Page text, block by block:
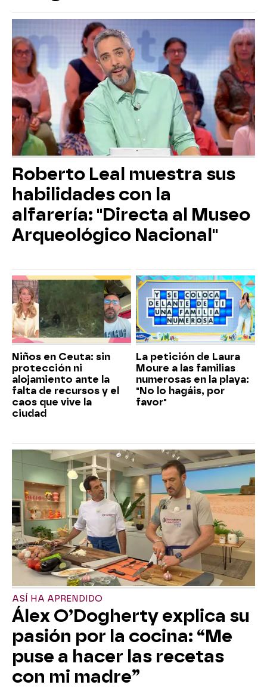
Roberto Leal muestra sus
habilidades con la
alfarería: "Directa al Museo
Arqueológico Nacional"
Niños en Ceuta: sin
protección ni
alojamiento ante la
falta de recursos y el
caos que vive la
ciudad
La petición de Laura
Moure a las familias
numerosas en la playa:
"No lo hagáis, por
favor"
ASÍ HA APRENDIDO
Álex O’Dogherty explica su
pasión por la cocina: “Me
puse a hacer las recetas
con mi madre”